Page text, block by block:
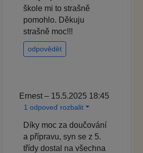
škole mi to strašně
pomohlo. Děkuju
strašně moc!!!
odpovědět
Ernest – 15.5.2025 18:45
1 odpoveď rozbalit
Díky moc za doučování
a přípravu, syn se z 5.
třídy dostal na všechna